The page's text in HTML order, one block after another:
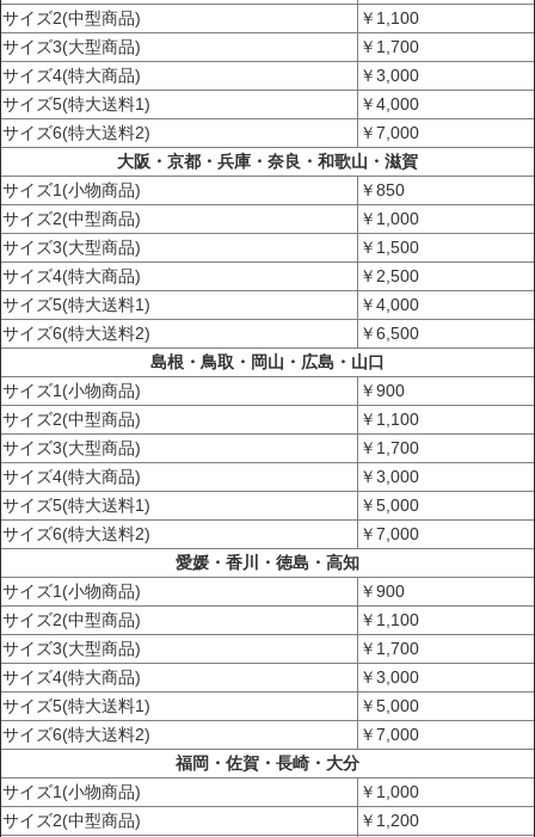
サイズ2(中型商品)
￥1,100
サイズ3(大型商品)
￥1,700
サイズ4(特大商品)
￥3,000
サイズ5(特大送料1)
￥4,000
サイズ6(特大送料2)
￥7,000
大阪・京都・兵庫・奈良・和歌山・滋賀
サイズ1(小物商品)
￥850
サイズ2(中型商品)
￥1,000
サイズ3(大型商品)
￥1,500
サイズ4(特大商品)
￥2,500
サイズ5(特大送料1)
￥4,000
サイズ6(特大送料2)
￥6,500
島根・鳥取・岡山・広島・山口
サイズ1(小物商品)
￥900
サイズ2(中型商品)
￥1,100
サイズ3(大型商品)
￥1,700
サイズ4(特大商品)
￥3,000
サイズ5(特大送料1)
￥5,000
サイズ6(特大送料2)
￥7,000
愛媛・香川・徳島・高知
サイズ1(小物商品)
￥900
サイズ2(中型商品)
￥1,100
サイズ3(大型商品)
￥1,700
サイズ4(特大商品)
￥3,000
サイズ5(特大送料1)
￥5,000
サイズ6(特大送料2)
￥7,000
福岡・佐賀・長崎・大分
サイズ1(小物商品)
￥1,000
サイズ2(中型商品)
￥1,200